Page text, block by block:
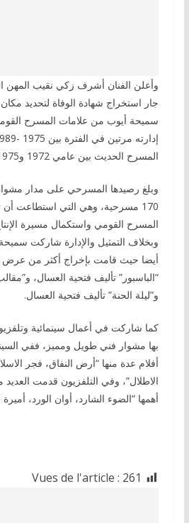
وأعلن الفنان أشرف زكي نقيب المهن
جار استخراج شهادة الوفاة لتحديد مكان
سميحة أيوب من علامات المسرح
المسرح الحديث بين عامي 1972 و1975.
وبلغ رصيدها المسرحي على مدار
170 مسرحية، وهي التي استطاعت أن
المسرح القومي واستكمال مسيرة
وبخلاف التمثيل والإدارة شاركت
أيضا حيث قامت بإخراج أكثر من
“الباسبور” تأليف فتحية العسال،
و”ليلة الحنة” تأليف فتحية العسال.
كما شاركت في أعمال سينمائية
بها مشوار فني طويل ومميز، ففي
أفلام عدة منها “أرض النفاق، فجر
الاطلال”، وفي التلفزيون قدمت العديد
أهمها “الضوء الشارد، أوان الورد،
Vues de l'article : 261